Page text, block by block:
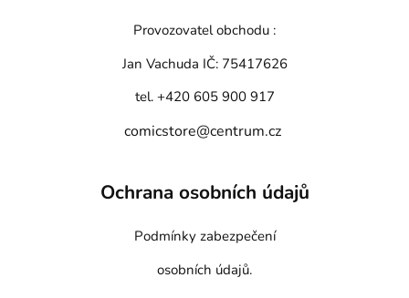
Provozovatel obchodu :
Jan Vachuda IČ: 75417626
tel. +420 605 900 917
comicstore@centrum.cz
Ochrana osobních údajů
Podmínky zabezpečení
osobních údajů.